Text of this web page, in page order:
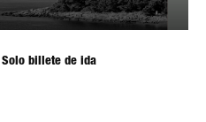
Solo billete de ida